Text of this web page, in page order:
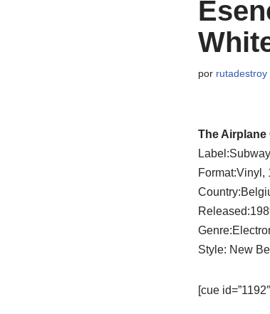
por rutadestroy
The Airplane
Format:Vinyl,
Style: New
[cue